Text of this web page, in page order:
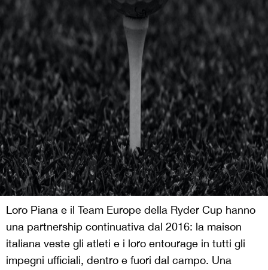
Loro Piana e il Team Europe della Ryder Cup hanno
una partnership continuativa dal 2016: la maison
italiana veste gli atleti e i loro entourage in tutti gli
impegni ufficiali, dentro e fuori dal campo. Una